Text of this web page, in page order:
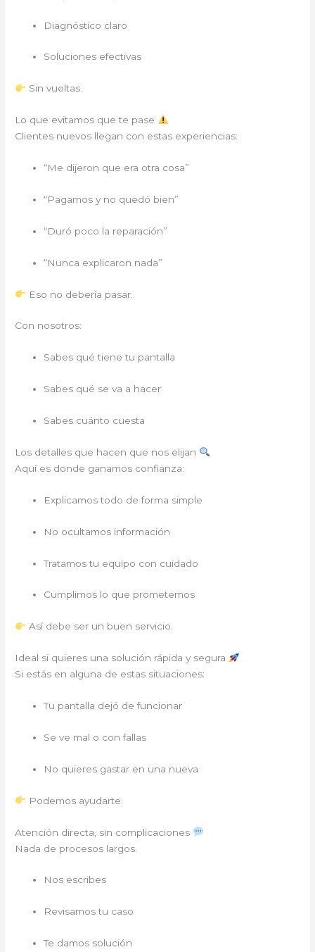
Diagnóstico claro
Soluciones efectivas
Sin vueltas.
Lo que evitamos que te pase
Clientes nuevos llegan con estas experiencias:
“Me dijeron que era otra cosa”
“Pagamos y no quedó bien”
“Duró poco la reparación”
“Nunca explicaron nada”
Eso no debería pasar.
Con nosotros:
Sabes qué tiene tu pantalla
Sabes qué se va a hacer
Sabes cuánto cuesta
Los detalles que hacen que nos elijan
Aquí es donde ganamos confianza:
Explicamos todo de forma simple
No ocultamos información
Tratamos tu equipo con cuidado
Cumplimos lo que prometemos
Así debe ser un buen servicio.
Ideal si quieres una solución rápida y segura
Si estás en alguna de estas situaciones:
Tu pantalla dejó de funcionar
Se ve mal o con fallas
No quieres gastar en una nueva
Podemos ayudarte.
Atención directa, sin complicaciones
Nada de procesos largos.
Nos escribes
Revisamos tu caso
Te damos solución